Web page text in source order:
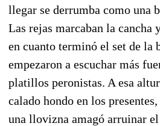
llegar se derrumba como una
Las rejas marcaban la cancha
en cuanto terminó el set de la
empezaron a escuchar más
platillos peronistas. A esa
calado hondo en los
una llovizna amagó arruinar